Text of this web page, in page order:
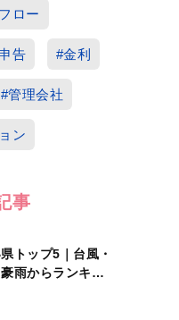
ロー
告 #金利
#管理会社
ン
事
トップ5｜台風・
雨からランキン